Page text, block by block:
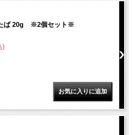
たば 20g ※2個セット※
)